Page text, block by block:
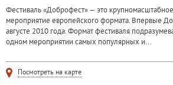
Фестиваль «Доброфест» — это
мероприятие европейского формата. Впервые
августе 2010 года. Формат фестиваля
одном мероприятии самых популярных и...
Посмотреть на карте